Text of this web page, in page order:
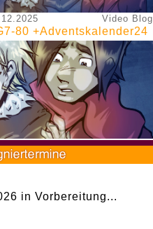
Video Blog
80 +Adventskalender24
in Vorbereitung...